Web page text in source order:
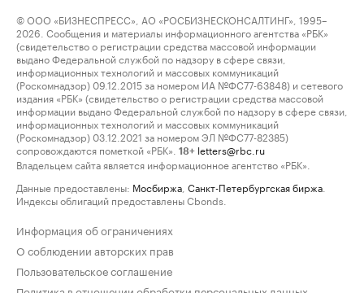
© ООО «БИЗНЕСПРЕСС», АО «РОСБИЗНЕСКОНСАЛТИНГ», 1995–
2026. Сообщения и материалы информационного агентства «РБК»
(свидетельство о регистрации средства массовой информации
выдано Федеральной службой по надзору в сфере связи,
информационных технологий и массовых коммуникаций
(Роскомнадзор) 09.12.2015 за номером ИА №ФС77-63848) и сетевого
издания «РБК» (свидетельство о регистрации средства массовой
информации выдано Федеральной службой по надзору в сфере связи,
информационных технологий и массовых коммуникаций
(Роскомнадзор) 03.12.2021 за номером ЭЛ №ФС77-82385)
сопровождаются пометкой «РБК».
18+ letters@rbc.ru
Владельцем сайта является информационное агентство «РБК».
Данные предоставлены: Мосбиржа Санкт-Петербургская биржа
Индексы облигаций предоставлены Cbonds.
Информация об ограничениях
О соблюдении авторских прав
Пользовательское соглашение